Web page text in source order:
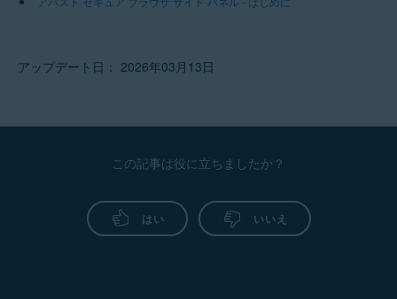
アップデート日： 2026年03月13日
この記事は役に立ちましたか？
はい いいえ